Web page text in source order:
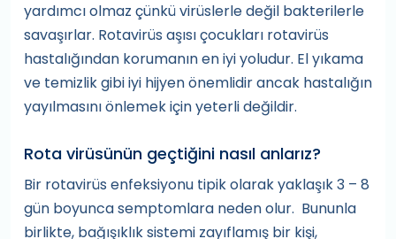
yardımcı olmaz çünkü virüslerle değil bakterilerle
savaşırlar. Rotavirüs aşısı çocukları rotavirüs
hastalığından korumanın en iyi yoludur. El yıkama
ve temizlik gibi iyi hijyen önemlidir ancak hastalığın
yayılmasını önlemek için yeterli değildir.
Rota virüsünün geçtiğini nasıl anlarız?
Bir rotavirüs enfeksiyonu tipik olarak yaklaşık 3 – 8
gün boyunca semptomlara neden olur. Bununla
birlikte, bağışıklık sistemi zayıflamış bir kişi,